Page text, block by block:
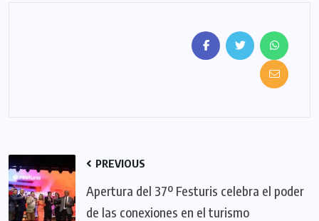
PREVIOUS
Apertura del 37º Festuris celebra el poder
de las conexiones en el turismo